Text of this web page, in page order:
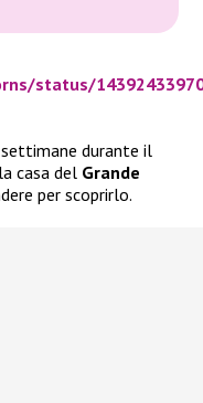
status/
settimane durante il
casa del Grande
per scoprirlo.